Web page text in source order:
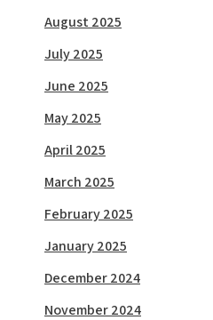
August 2025
July 2025
June 2025
May 2025
April 2025
March 2025
February 2025
January 2025
December 2024
November 2024